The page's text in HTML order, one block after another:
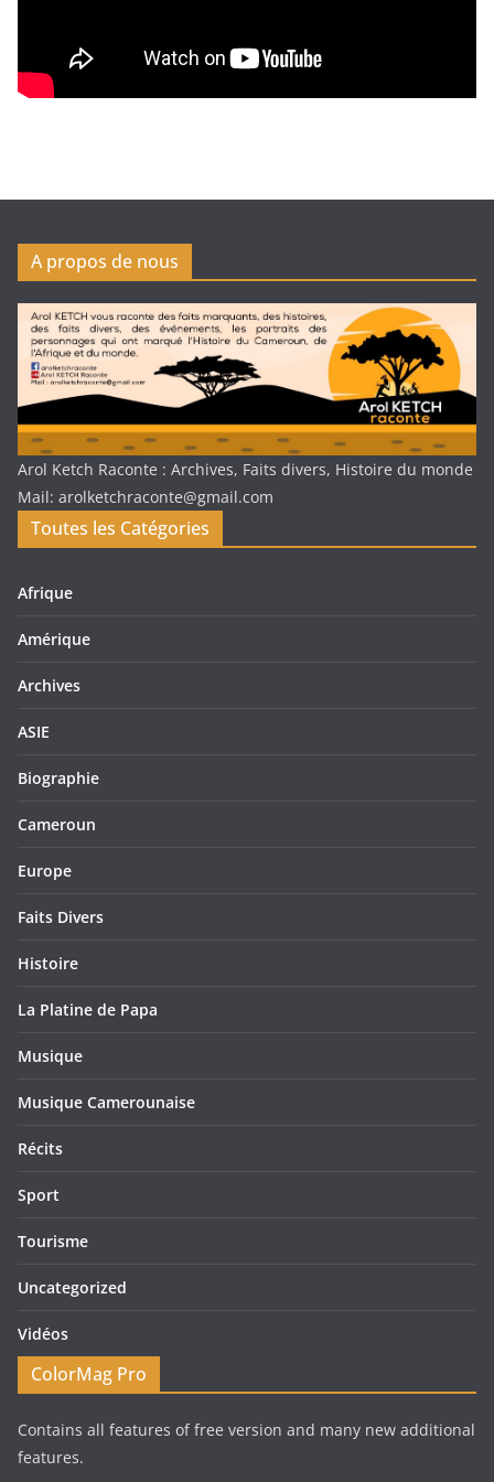
A propos de nous
Arol Ketch Raconte : Archives, Faits divers, Histoire du monde
Mail: arolketchraconte@gmail.com
Toutes les Catégories
Afrique
Amérique
Archives
ASIE
Biographie
Cameroun
Europe
Faits Divers
Histoire
La Platine de Papa
Musique
Musique Camerounaise
Récits
Sport
Tourisme
Uncategorized
Vidéos
ColorMag Pro
Contains all features of free version and many new additional
features.